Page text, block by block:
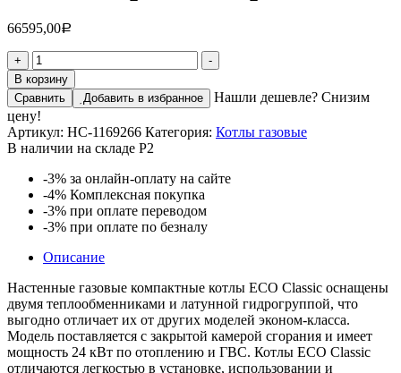
66595,00Р
+
Количество
товара
Котел
газовый
BAXI
ECO
Classic
24F
настенный,
2
конт.,
закр.кам.сгор.
-
В корзину
Сравнить
Добавить в избранное
Нашли дешевле? Снизим
цену!
Артикул: НС-1169266 Категория: Котлы газовые
В наличии на складе Р2
-3% за онлайн-оплату на сайте
-4% Комплексная покупка
-3% при оплате переводом
-3% при оплате по безналу
Описание
Настенные газовые компактные котлы ECO Classic оснащены
двумя теплообменниками и латунной гидрогруппой, что
выгодно отличает их от других моделей эконом-класса.
Модель поставляется с закрытой камерой сгорания и имеет
мощность 24 кВт по отоплению и ГВС. Котлы ECO Classic
отличаются легкостью в установке, использовании и